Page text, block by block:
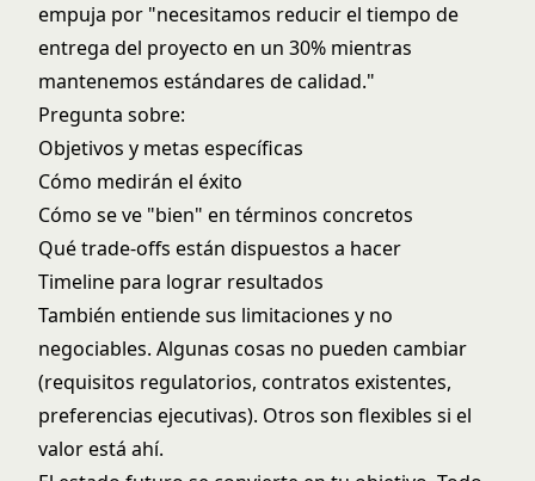
empuja por "necesitamos reducir el tiempo de
entrega del proyecto en un 30% mientras
mantenemos estándares de calidad."
Pregunta sobre:
Objetivos y metas específicas
Cómo medirán el éxito
Cómo se ve "bien" en términos concretos
Qué trade-offs están dispuestos a hacer
Timeline para lograr resultados
También entiende sus limitaciones y no
negociables. Algunas cosas no pueden cambiar
(requisitos regulatorios, contratos existentes,
preferencias ejecutivas). Otros son flexibles si el
valor está ahí.